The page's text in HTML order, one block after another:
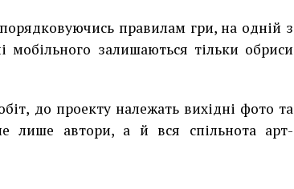
правилам гри, на одній з
мобільного залишаються тільки обриси
до проекту належать вихідні фото та
лише автори, а й вся спільнота арт-